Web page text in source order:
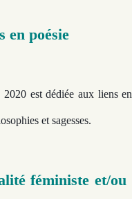
en poésie
est dédiée aux liens
et sagesses.
féministe et/